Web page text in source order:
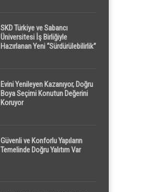
SKD Türkiye ve Sabancı
Üniversitesi İş Birliğiyle
Hazırlanan Yeni “Sürdürülebilirlik”
Evini Yenileyen Kazanıyor, Doğru
Boya Seçimi Konutun Değerini
Koruyor
Güvenli ve Konforlu Yapıların
Temelinde Doğru Yalıtım Var